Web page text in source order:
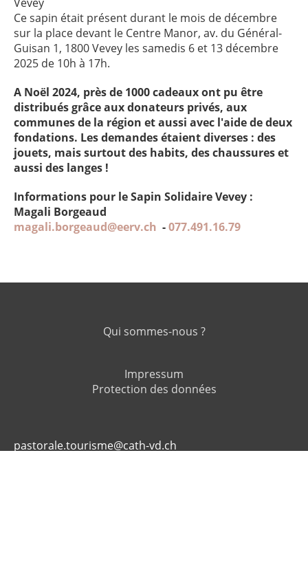
Ce sapin était présent durant le mois de décembre
sur la place devant le Centre Manor, av. du Général-
Guisan 1, 1800 Vevey les samedis 6 et 13 décembre
2025 de 10h à 17h.
A Noël 2024, près de 1000 cadeaux ont pu être
distribués grâce aux donateurs privés, aux
communes de la région et aussi avec l'aide de deux
fondations. Les demandes étaient diverses : des
jouets, mais surtout des habits, des chaussures et
aussi des langes !
Informations pour le Sapin Solidaire Vevey :
Magali Borgeaud
magali.borgeaud@eerv.ch -077.491.16.79
Qui sommes-nous ?
Impressum
Protection des données
pastorale.tourisme@cath-vd.ch